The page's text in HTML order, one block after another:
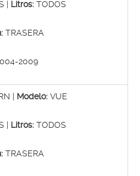
| Litros:TODOS
TRASERA
2009
| Modelo: VUE
| Litros:TODOS
TRASERA